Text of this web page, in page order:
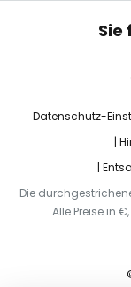
Sie
Datenschutz-
Die
Alle Preise in